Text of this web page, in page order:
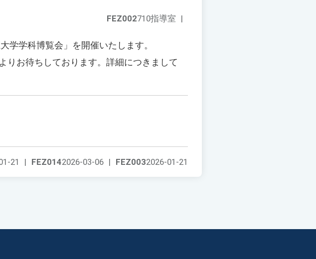
FEZ002710指導室 |
学学科博覧会」を開催いたします。
りお待ちしております。詳細につきまして
FEZ0032026-01-21
FEZ0142026-03-06 |
21 |